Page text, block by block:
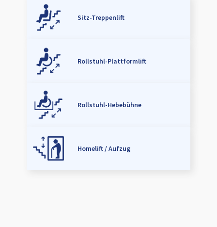
Sitz-Treppenlift
Rollstuhl-Plattformlift
Rollstuhl-Hebebühne
Homelift / Aufzug